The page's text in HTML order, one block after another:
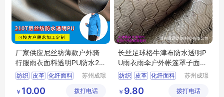
厂家供应尼丝纺薄款户外骑
行服雨衣面料透明PU防水21
0T尼丝纺
纺织 皮革 化纤面料
苏州成璟
有限公司
￥ 10.00 拨打电话
长丝足球格牛津布防水透明P
U雨衣雨伞户外帐篷罩子面料
牛津布
纺织 皮革 化纤面料
苏州成璟
有限公司
￥ 9.80 拨打电话